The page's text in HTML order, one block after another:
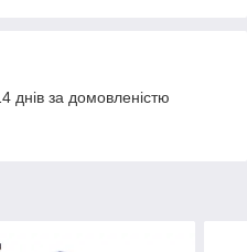
днів за домовленістю